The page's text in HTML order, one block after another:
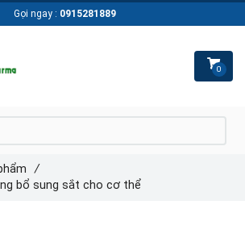
/
bổ sung sắt cho cơ thể
Gọi ngay : 0915281889
0